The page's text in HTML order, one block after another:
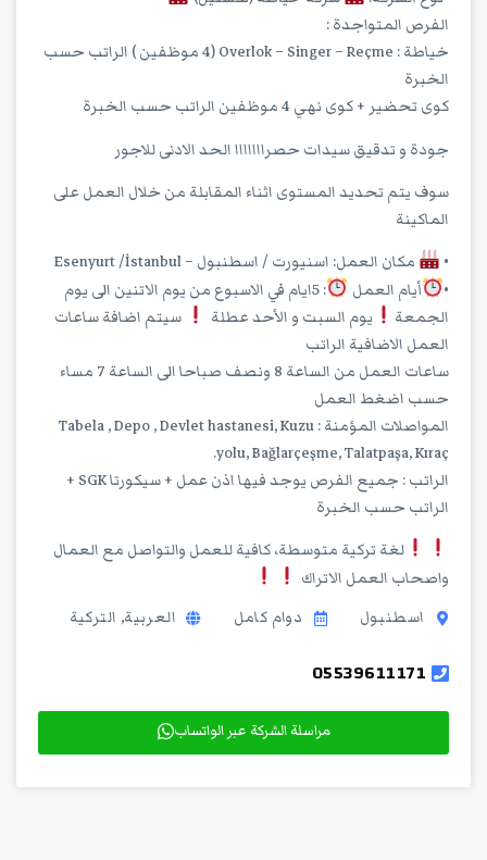
الفرص المتواجدة :
خياطة : Overlok – Singer – Reçme (4 موظفين ) الراتب حسب
الخبرة
كوى تحضير + كوى نهي 4 موظفين الراتب حسب الخبرة
جودة و تدقيق سيدات حصرااااااا الحد الادنى للاجور
سوف يتم تحديد المستوى اثناء المقابلة من خلال العمل على
الماكينة
•
مكان العمل: اسنيورت / اسطنبول – Esenyurt /İstanbul
•
أيام العمل
: 5ايام في الاسبوع من يوم الاتنين الى يوم
الجمعة
يوم السبت و الأحد عطلة
سيتم اضافة ساعات
العمل الاضافية الراتب
ساعات العمل من الساعة 8 ونصف صباحا الى الساعة 7 مساء
حسب اضغط العمل
المواصلات المؤمنة : Tabela , Depo , Devlet hastanesi, Kuzu
yolu, Bağlarçeşme, Talatpaşa, Kıraç.
الراتب : جميع الفرص يوجد فيها اذن عمل + سيكورتا SGK +
الراتب حسب الخبرة
لغة تركية متوسطة، كافية للعمل والتواصل مع العمال
واصحاب العمل الاتراك
اسطنبول
دوام كامل العربية, التركية
05539611171
مراسلة الشركة عبر الواتساب